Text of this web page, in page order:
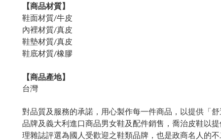
【商品材質】
鞋面材質/牛皮
內裡材質/真皮
鞋墊材質/真皮
鞋底材質/橡膠
【商品產地】
台灣
對品質及服務的承諾，用心製作每一件商品，以提供「
品牌及義大利進口商品男女鞋及配件銷售，喬治皮鞋以
理雜誌評選為國人受歡迎之鞋類品牌，也是政商名人的